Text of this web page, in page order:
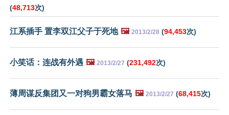
(48,713次)
江系插手 置李双江父子于死地 🖼️ 2013/2/28 (94,453次)
小笑话：连战有外遇 🖼️ 2013/2/27 (231,492次)
薄周谋反集团又一对狗男霸女落马 🖼️ 2013/2/27 (68,415次)